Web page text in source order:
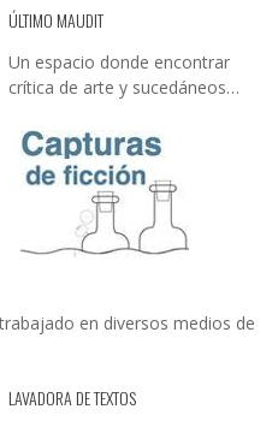
ÚLTIMO MAUDIT
Un espacio donde encontrar
crítica de arte y sucedáneos…
en diversos medios de
LAVADORA DE TEXTOS